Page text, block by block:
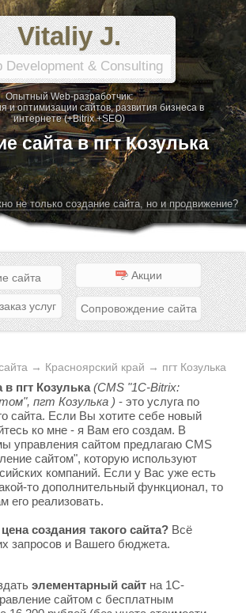
Vitaliy J.
Development & Consulting
Опытный Web-разработчик:
и оптимизации сайтов, развития бизнеса в
интернете (+Bitrix +SEO)
сайта в пгт Козулька
не только создание сайта, но и продвижение?
сайта Акции
услуг Сопровождение сайта
→ Красноярский край → пгт Козулька
в пгт Козулька (CMS "1C-Bitrix:
пгт Козулька ) - это услуга по
сайта. Если Вы хотите себе новый
ко мне - я Вам его создам. В
управления сайтом предлагаю CMS
сайтом", которую используют
компаний. Если у Вас уже есть
то дополнительный функционал, то
его реализовать.
создания такого сайта? Всё
запросов и Вашего бюджета.
элементарный сайт на 1С-
сайтом с бесплатным